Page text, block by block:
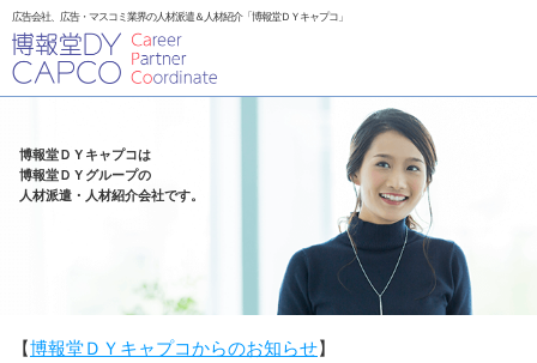
広告会社、広告・マスコミ業界の人材派遣＆人材紹介「博報堂ＤＹキャプコ」
博報堂ＤＹキャプコは
博報堂ＤＹグループの
人材派遣・人材紹介会社です。
【博報堂ＤＹキャプコからのお知らせ】